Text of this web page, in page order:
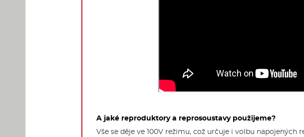
A jaké reproduktory a reprosoustavy použijeme?
Vše se děje ve 100V režimu, což určuje i volbu